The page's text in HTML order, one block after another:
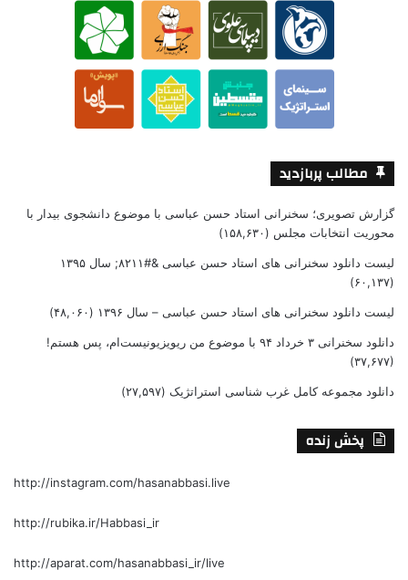
مطالب پربازدید
گزارش تصویری؛ سخنرانی استاد حسن عباسی با موضوع دانشجوی بیدار با
محوریت انتخابات مجلس (۱۵۸,۶۳۰)
لیست دانلود سخنرانی های استاد حسن عباسی &#۸۲۱۱; سال ۱۳۹۵
(۶۰,۱۳۷)
لیست دانلود سخنرانی های استاد حسن عباسی – سال ۱۳۹۶ (۴۸,۰۶۰)
دانلود سخنرانی ۳ خرداد ۹۴ با موضوع من ریویزیونیست‌ام، پس هستم!
(۳۷,۶۷۷)
دانلود مجموعه کامل غرب شناسی استراتژیک (۲۷,۵۹۷)
پخش زنده
http://instagram.com/hasanabbasi.live
http://rubika.ir/Habbasi_ir
http://aparat.com/hasanabbasi_ir/live